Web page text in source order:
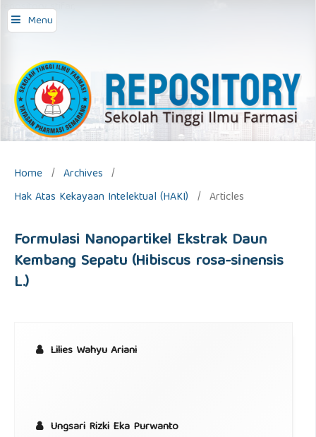
Menu
repository stifar,
Home / Archives /
Hak Atas Kekayaan Intelektual (HAKI) / Articles
Formulasi Nanopartikel Ekstrak Daun
Kembang Sepatu (Hibiscus rosa-sinensis
L.)
Lilies Wahyu Ariani
Ungsari Rizki Eka Purwanto